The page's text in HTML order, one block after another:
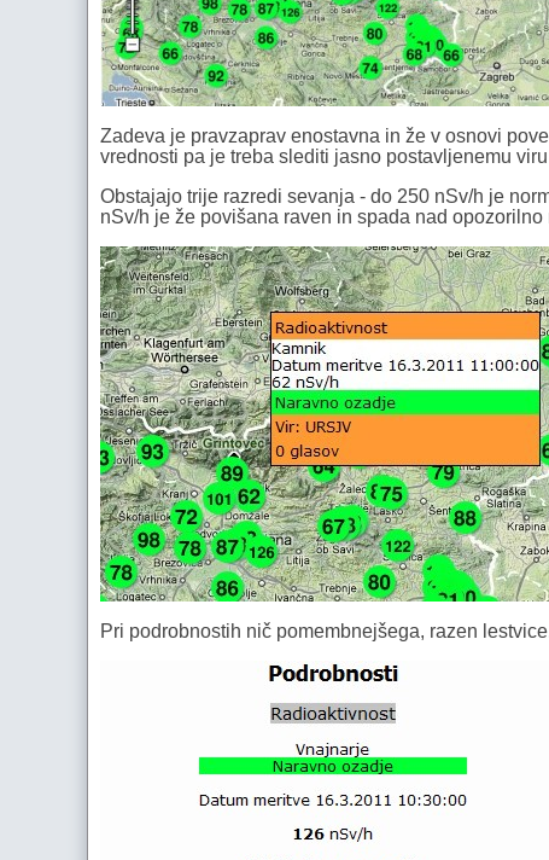
Zadeva je pravzaprav enostavna in že v osnovi
vrednosti pa je treba slediti jasno postavljenemu
Obstajajo trije razredi sevanja - do 250 nSv/h je
nSv/h je že povišana raven in spada nad
Pri podrobnostih nič pomembnejšega, razen